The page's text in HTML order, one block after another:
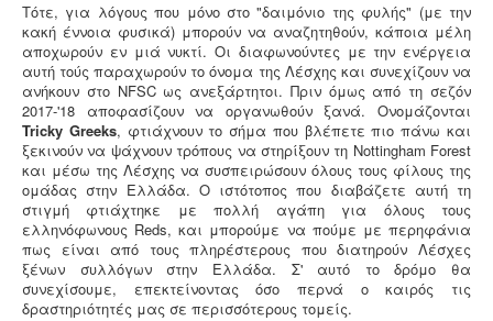
Τότε, για λόγους που μόνο στο "δαιμόνιο της φυλής" (με την
κακή έννοια φυσικά) μπορούν να αναζητηθούν, κάποια μέλη
αποχωρούν εν μιά νυκτί. Οι διαφωνούντες με την ενέργεια
αυτή τούς παραχωρούν το όνομα της Λέσχης και συνεχίζουν να
ανήκουν στο NFSC ως ανεξάρτητοι. Πριν όμως από τη σεζόν
2017-'18 αποφασίζουν να οργανωθούν ξανά. Ονομάζονται
Tricky Greeks, φτιάχνουν το σήμα που βλέπετε πιο πάνω και
ξεκινούν να ψάχνουν τρόπους να στηρίξουν τη Nottingham Forest
και μέσω της Λέσχης να συσπειρώσουν όλους τους φίλους της
ομάδας στην Ελλάδα. Ο ιστότοπος που διαβάζετε αυτή τη
στιγμή φτιάχτηκε με πολλή αγάπη για όλους τους
ελληνόφωνους Reds, και μπορούμε να πούμε με περηφάνια
πως είναι από τους πληρέστερους που διατηρούν Λέσχες
ξένων συλλόγων στην Ελλάδα. Σ' αυτό το δρόμο θα
συνεχίσουμε, επεκτείνοντας όσο περνά ο καιρός τις
δραστηριότητές μας σε περισσότερους τομείς.